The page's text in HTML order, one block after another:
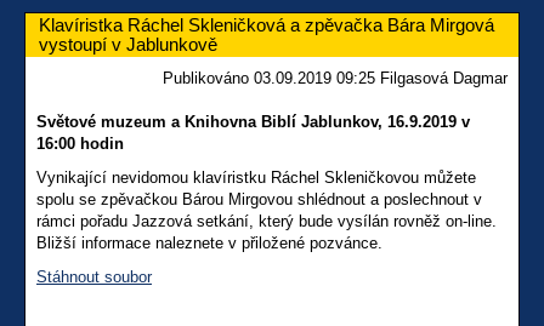
Klavíristka Ráchel Skleničková a zpěvačka Bára Mirgová
vystoupí v Jablunkově
Publikováno 03.09.2019 09:25 Filgasová Dagmar
Světové muzeum a Knihovna Biblí Jablunkov, 16.9.2019 v
16:00 hodin
Vynikající nevidomou klavíristku Ráchel Skleničkovou můžete
spolu se zpěvačkou Bárou Mirgovou shlédnout a poslechnout v
rámci pořadu Jazzová setkání, který bude vysílán rovněž on-line.
Bližší informace naleznete v přiložené pozvánce.
Stáhnout soubor